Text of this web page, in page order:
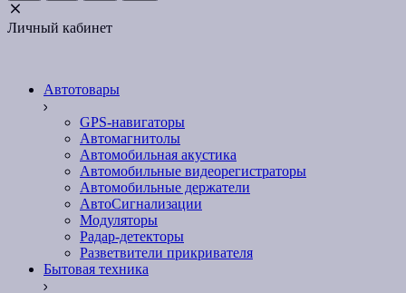
Личный кабинет
Автотовары
GPS-навигаторы
Автомагнитолы
Автомобильная акустика
Автомобильные видеорегистраторы
Автомобильные держатели
АвтоСигнализации
Модуляторы
Радар-детекторы
Разветвители прикривателя
Бытовая техника